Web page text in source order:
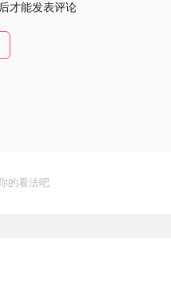
才能发表评论
的看法吧